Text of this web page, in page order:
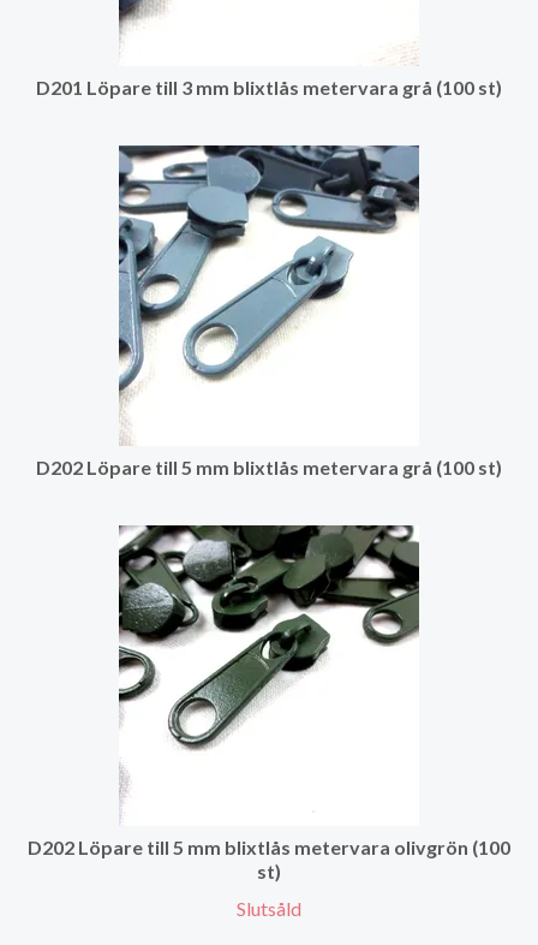
D201 Löpare till 3 mm blixtlås metervara grå (100 st)
D202 Löpare till 5 mm blixtlås metervara grå (100 st)
D202 Löpare till 5 mm blixtlås metervara olivgrön (100
st)
Slutsåld